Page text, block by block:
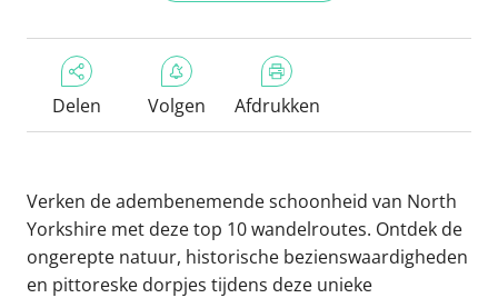
Delen Volgen Afdrukken
Verken de adembenemende schoonheid van North
Yorkshire met deze top 10 wandelroutes. Ontdek de
ongerepte natuur, historische bezienswaardigheden
en pittoreske dorpjes tijdens deze unieke